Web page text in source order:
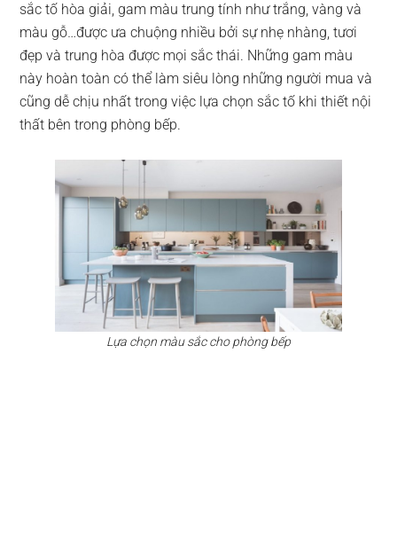
sắc tố hòa giải, gam màu trung tính như trắng, vàng và
màu gỗ…được ưa chuộng nhiều bởi sự nhẹ nhàng, tươi
đẹp và trung hòa được mọi sắc thái. Những gam màu
này hoàn toàn có thể làm siêu lòng những người mua và
cũng dễ chịu nhất trong việc lựa chọn sắc tố khi thiết nội
thất bên trong phòng bếp.
Lựa chọn màu sắc cho phòng bếp